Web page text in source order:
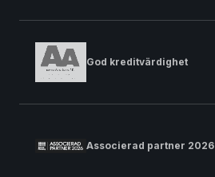
God kreditvärdighet
Associerad partner 2026